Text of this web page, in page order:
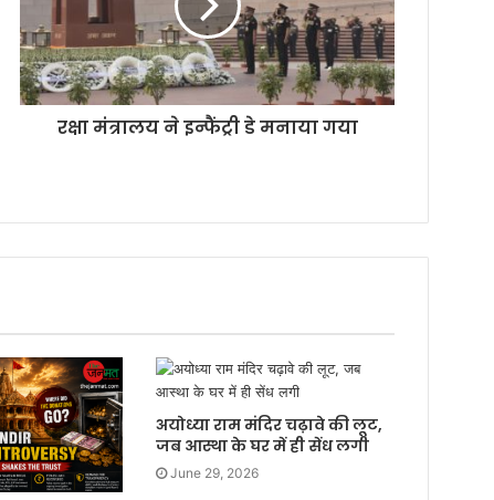
रक्षा मंत्रालय ने इन्फैंट्री डे मनाया गया
अयोध्या राम मंदिर चढ़ावे की लूट,
जब आस्था के घर में ही सेंध लगी
June 29, 2026